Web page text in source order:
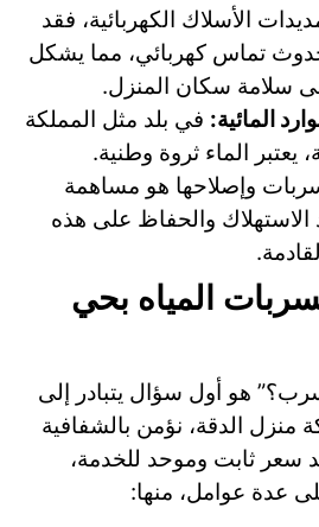
الأسلاك الكهربائية، فقد
تماس كهربائي، مما يشكل
سلامة سكان المنزل.
المائية: في بلد مثل المملكة
يعتبر الماء ثروة وطنية.
وإصلاحها هو مساهمة
الاستهلاك والحفاظ على هذه
المياه بحي
هو أول سؤال يتبادر إلى
الدقة، نؤمن بالشفافية
سعر ثابت وموحد للخدمة،
عدة عوامل، منها: